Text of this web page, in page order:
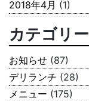
2018年4月 (1)
カテゴリー
お知らせ (87)
デリランチ (28)
メニュー (175)